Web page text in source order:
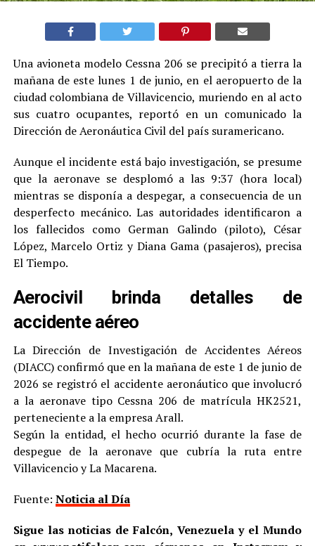
Una avioneta modelo Cessna 206 se precipitó a tierra la
mañana de este lunes 1 de junio, en el aeropuerto de la
ciudad colombiana de Villavicencio, muriendo en al acto
sus cuatro ocupantes, reportó en un comunicado la
Dirección de Aeronáutica Civil del país suramericano.
Aunque el incidente está bajo investigación, se presume
que la aeronave se desplomó a las 9:37 (hora local)
mientras se disponía a despegar, a consecuencia de un
desperfecto mecánico. Las autoridades identificaron a
los fallecidos como German Galindo (piloto), César
López, Marcelo Ortiz y Diana Gama (pasajeros), precisa
El Tiempo.
Aerocivil brinda detalles de
accidente aéreo
La Dirección de Investigación de Accidentes Aéreos
(DIACC) confirmó que en la mañana de este 1 de junio de
2026 se registró el accidente aeronáutico que involucró
a la aeronave tipo Cessna 206 de matrícula HK2521,
perteneciente a la empresa Arall.
Según la entidad, el hecho ocurrió durante la fase de
despegue de la aeronave que cubría la ruta entre
Villavicencio y La Macarena.
Fuente: Noticia al Día
Sigue las noticias de Falcón, Venezuela y el Mundo